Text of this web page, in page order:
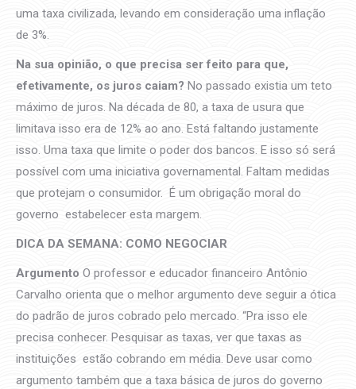
uma taxa civilizada, levando em consideração uma inflação
de 3%.
Na sua opinião, o que precisa ser feito para que,
efetivamente, os juros caiam? No passado existia um teto
máximo de juros. Na década de 80, a taxa de usura que
limitava isso era de 12% ao ano. Está faltando justamente
isso. Uma taxa que limite o poder dos bancos. E isso só será
possível com uma iniciativa governamental. Faltam medidas
que protejam o consumidor. É um obrigação moral do
governo estabelecer esta margem.
DICA DA SEMANA: COMO NEGOCIAR
Argumento O professor e educador financeiro Antônio
Carvalho orienta que o melhor argumento deve seguir a ótica
do padrão de juros cobrado pelo mercado. “Pra isso ele
precisa conhecer. Pesquisar as taxas, ver que taxas as
instituições estão cobrando em média. Deve usar como
argumento também que a taxa básica de juros do governo